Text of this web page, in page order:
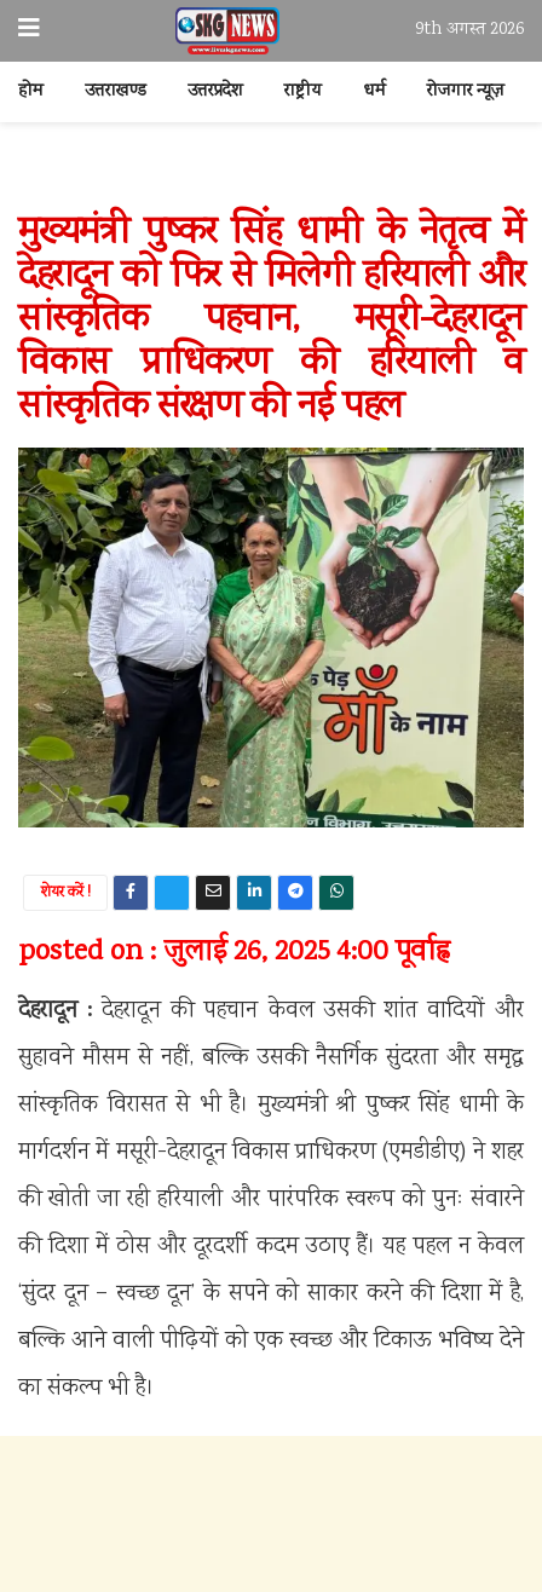
9th अगस्त 2026
होम उत्तराखण्ड उत्तरप्रदेश राष्ट्रीय धर्म रोजगार न्यूज़
मुख्यमंत्री पुष्कर सिंह धामी के नेतृत्व में
देहरादून को फिर से मिलेगी हरियाली और
सांस्कृतिक पहचान, मसूरी-देहरादून
विकास प्राधिकरण की हरियाली व
सांस्कृतिक संरक्षण की नई पहल
शेयर करें !
posted on : जुलाई 26, 2025 4:00 पूर्वाह्न
देहरादून :देहरादून की पहचान केवल उसकी शांत वादियों और
सुहावने मौसम से नहीं, बल्कि उसकी नैसर्गिक सुंदरता और समृद्ध
सांस्कृतिक विरासत से भी है। मुख्यमंत्री श्री पुष्कर सिंह धामी के
मार्गदर्शन में मसूरी-देहरादून विकास प्राधिकरण (एमडीडीए) ने शहर
की खोती जा रही हरियाली और पारंपरिक स्वरूप को पुनः संवारने
की दिशा में ठोस और दूरदर्शी कदम उठाए हैं। यह पहल न केवल
‘सुंदर दून – स्वच्छ दून’ के सपने को साकार करने की दिशा में है,
बल्कि आने वाली पीढ़ियों को एक स्वच्छ और टिकाऊ भविष्य देने
का संकल्प भी है।